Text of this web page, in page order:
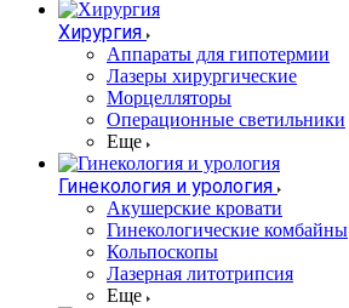
Хирургия
Аппараты для гипотермии
Лазеры хирургические
Морцелляторы
Операционные светильники
Еще
Гинекология и урология
Акушерские кровати
Гинекологические комбайны
Кольпоскопы
Лазерная литотрипсия
Еще